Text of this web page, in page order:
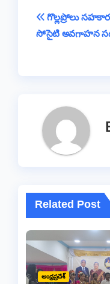
b
o
A
e
Post
గొల్లప్రోలు సహకార
సోసైటి అవగాహన
Related Post
ఆంధ్రప్రదేశ్